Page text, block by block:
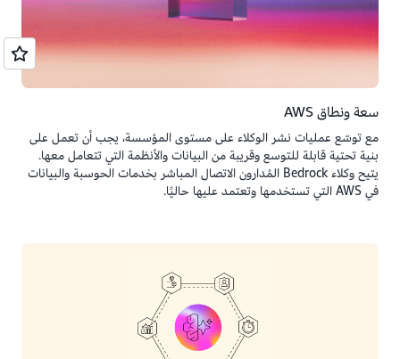
سعة ونطاق AWS
مع توسّع عمليات نشر الوكلاء على مستوى المؤسسة، يجب أن تعمل على
بنية تحتية قابلة للتوسع وقريبة من البيانات والأنظمة التي تتعامل معها.
يتيح وكلاء Bedrock المُدارون الاتصال المباشر بخدمات الحوسبة والبيانات
في AWS التي تستخدمها وتعتمد عليها حاليًا.